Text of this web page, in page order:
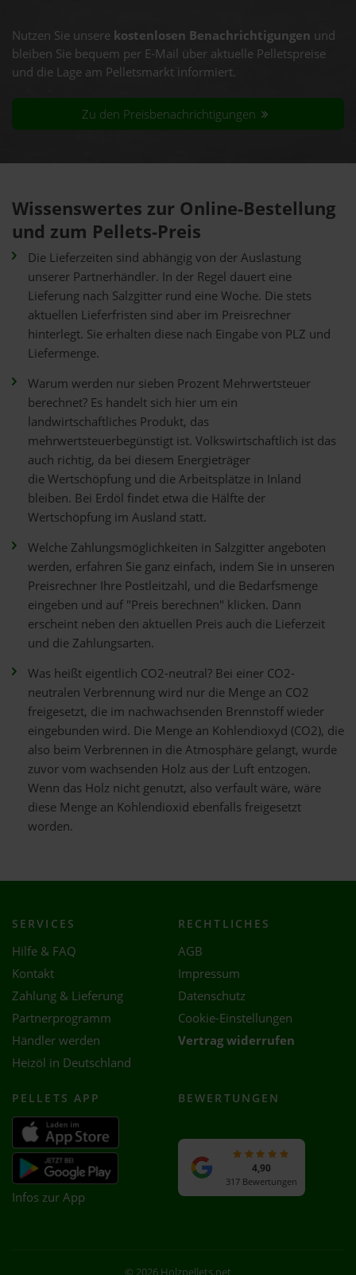
Nutzen Sie unsere kostenlosen Benachrichtigungen und
bleiben Sie bequem per E-Mail über aktuelle Pelletspreise
und die Lage am Pelletsmarkt informiert.
Zu den Preisbenachrichtigungen
Wissenswertes zur Online-Bestellung
und zum Pellets-Preis
Die Lieferzeiten sind abhängig von der Auslastung
unserer Partnerhändler. In der Regel dauert eine
Lieferung nach Salzgitter rund eine Woche. Die stets
aktuellen Lieferfristen sind aber im Preisrechner
hinterlegt. Sie erhalten diese nach Eingabe von PLZ und
Liefermenge.
Warum werden nur sieben Prozent Mehrwertsteuer
berechnet? Es handelt sich hier um ein
landwirtschaftliches Produkt, das
mehrwertsteuerbegünstigt ist. Volkswirtschaftlich ist das
auch richtig, da bei diesem Energieträger
die Wertschöpfung und die Arbeitsplätze in Inland
bleiben. Bei Erdöl findet etwa die Hälfte der
Wertschöpfung im Ausland statt.
Welche Zahlungsmöglichkeiten in Salzgitter angeboten
werden, erfahren Sie ganz einfach, indem Sie in unseren
Preisrechner Ihre Postleitzahl, und die Bedarfsmenge
eingeben und auf "Preis berechnen" klicken. Dann
erscheint neben den aktuellen Preis auch die Lieferzeit
und die Zahlungsarten.
Was heißt eigentlich CO2-neutral? Bei einer CO2-
neutralen Verbrennung wird nur die Menge an CO2
freigesetzt, die im nachwachsenden Brennstoff wieder
eingebunden wird. Die Menge an Kohlendioxyd (CO2), die
also beim Verbrennen in die Atmosphäre gelangt, wurde
zuvor vom wachsenden Holz aus der Luft entzogen.
Wenn das Holz nicht genutzt, also verfault wäre, wäre
diese Menge an Kohlendioxid ebenfalls freigesetzt
worden.
SERVICES
Hilfe & FAQ
Kontakt
Zahlung & Lieferung
Partnerprogramm
Händler werden
Heizöl in Deutschland
RECHTLICHES
AGB
Impressum
Datenschutz
Cookie-Einstellungen
Vertrag widerrufen
PELLETS APP
Infos zur App
BEWERTUNGEN
4,90
317 Bewertungen
© 2026 Holzpellets.net